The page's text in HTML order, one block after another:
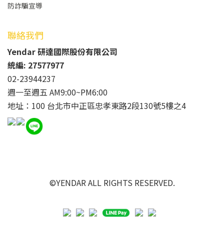
防詐騙宣導
聯絡我們
Yendar 研達國際股份有限公司
統編: 27577977
02-23944237
週一至週五 AM9:00~PM6:00
地址：100 台北市中正區忠孝東路2段130號5樓之4
©YENDAR ALL RIGHTS RESERVED.